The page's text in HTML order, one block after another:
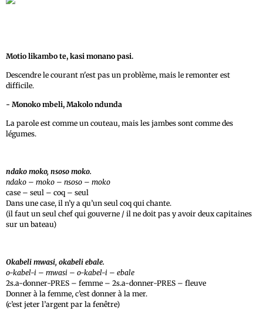
Motio likambo te, kasi monano pasi.
Descendre le courant n'est pas un problème, mais le remonter est
difficile.
- Monoko mbeli, Makolo ndunda
La parole est comme un couteau, mais les jambes sont comme des
légumes.
ndako moko, nsoso moko.
ndako – moko – nsoso – moko
case – seul – coq – seul
Dans une case, il n’y a qu’un seul coq qui chante.
(il faut un seul chef qui gouverne / il ne doit pas y avoir deux capitaines
sur un bateau)
Okabeli mwasi, okabeli ebale.
o-kabel-i – mwasi – o-kabel-i – ebale
2s.a-donner-PRES – femme – 2s.a-donner-PRES – fleuve
Donner à la femme, c’est donner à la mer.
(c’est jeter l’argent par la fenêtre)